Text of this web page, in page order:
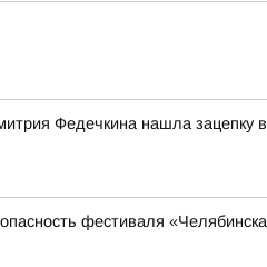
Федечкина нашла зацепку
фестиваля